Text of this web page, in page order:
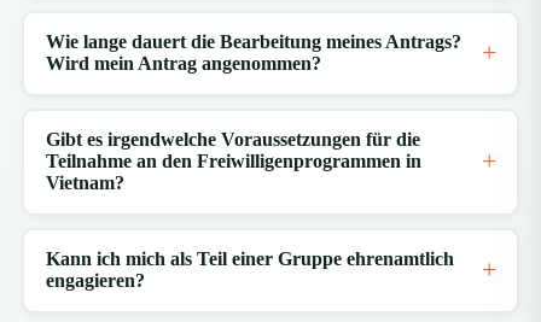
Wie lange dauert die Bearbeitung meines Antrags?
Wird mein Antrag angenommen?
Gibt es irgendwelche Voraussetzungen für die
Teilnahme an den Freiwilligenprogrammen in
Vietnam?
Kann ich mich als Teil einer Gruppe ehrenamtlich
engagieren?